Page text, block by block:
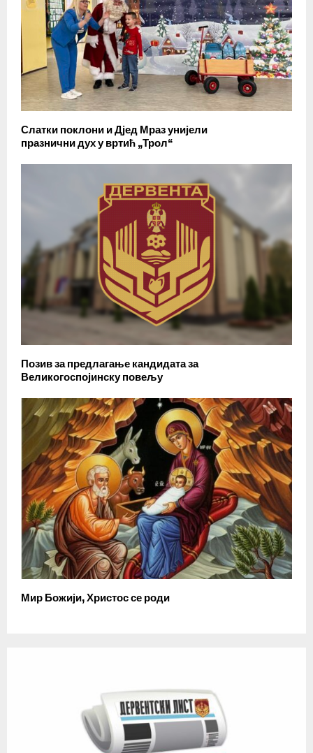
Слатки поклони и Дјед Мраз унијели
празнични дух у вртић „Трол“
Позив за предлагање кандидата за
Великогоспојинску повељу
Мир Божији, Христос се роди